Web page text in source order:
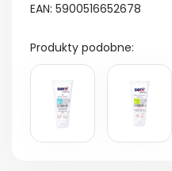
EAN: 5900516652678
Produkty podobne: